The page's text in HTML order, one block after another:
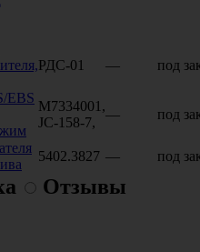
РДС-01 — под
EBS
M7334001,
JC-158-7,
— под
5402.3827 — под
Отзывы